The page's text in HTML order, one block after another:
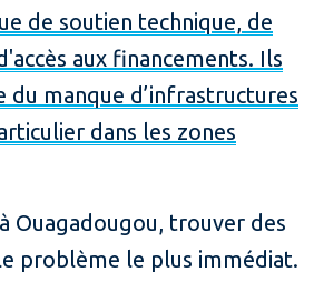
de soutien technique, de
aux financements. Ils
du manque d’infrastructures
dans les zones
Ouagadougou, trouver des
problème le plus immédiat.